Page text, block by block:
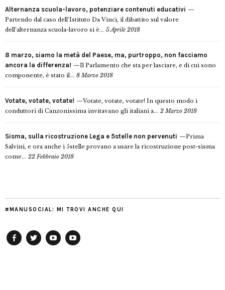
Alternanza scuola-lavoro, potenziare contenuti educativi
Partendo dal caso dell’Istituto Da Vinci, il dibattito sul valore
dell’alternanza scuola-lavoro si è... 5 Aprile 2018
8 marzo, siamo la metà del Paese, ma, purtroppo, non facciamo
ancora la differenza!
Il Parlamento che sta per lasciare, e di cui sono
componente, è stato il... 8 Marzo 2018
Votate, votate, votate!
Votate, votate, votate! In questo modo i
conduttori di Canzonissima invitavano gli italiani a... 2 Marzo 2018
Sisma, sulla ricostruzione Lega e 5stelle non pervenuti
Prima
Salvini, e ora anche i 5stelle provano a usare la ricostruzione post-sisma
come... 22 Febbraio 2018
#MANUSOCIAL: MI TROVI ANCHE QUI